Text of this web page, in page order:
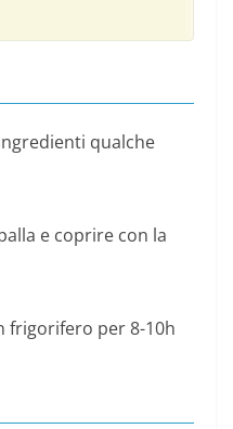
qualche
e coprire con la
frigorifero per 8-10h